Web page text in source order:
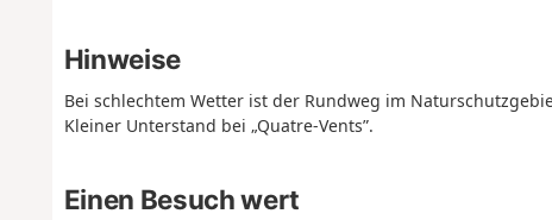
Hinweise
Bei schlechtem Wetter ist der Rundweg im
Kleiner Unterstand bei „Quatre-Vents”.
Einen Besuch wert